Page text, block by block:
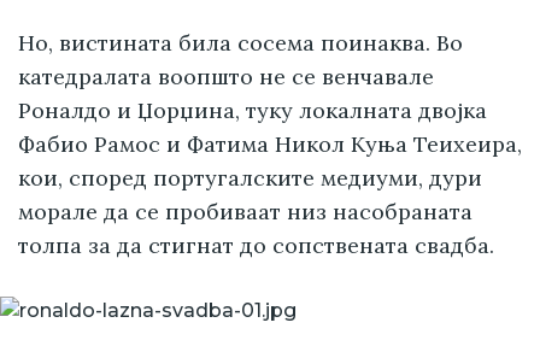
Но, вистината била сосема поинаква. Во
катедралата воопшто не се венчавале
Роналдо и Џорџина, туку локалната двојка
Фабио Рамос и Фатима Никол Куња Теиxeира,
кои, според португалските медиуми, дури
морале да се пробиваат низ насобраната
толпа за да стигнат до сопствената свадба.